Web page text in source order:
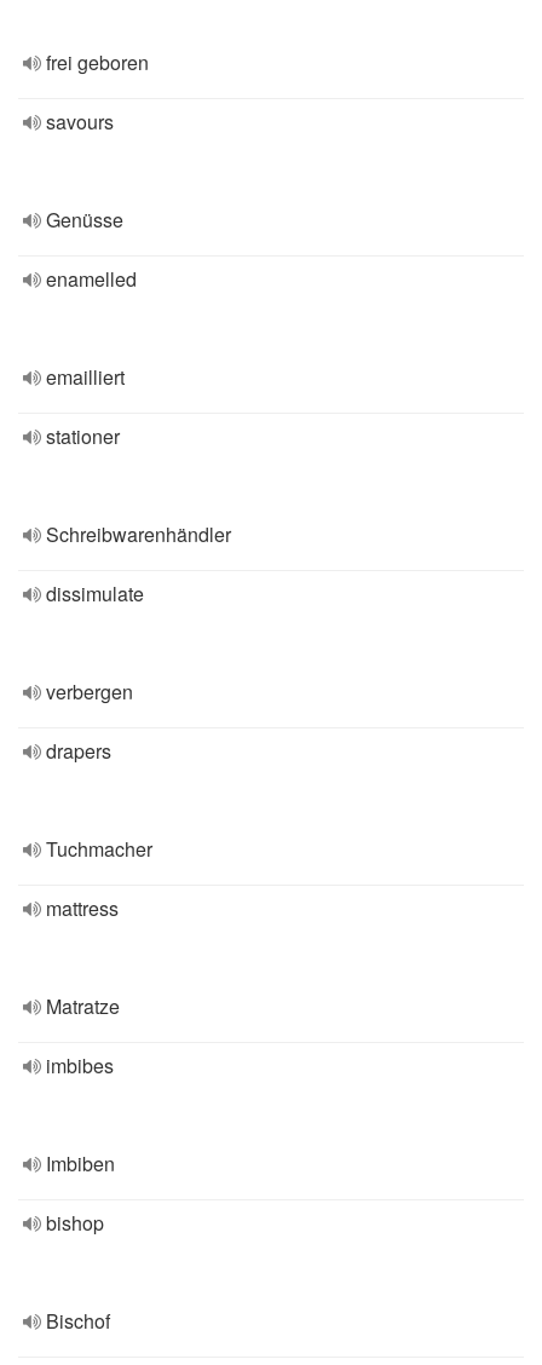
frei geboren
savours
Genüsse
enamelled
emailliert
stationer
Schreibwarenhändler
dissimulate
verbergen
drapers
Tuchmacher
mattress
Matratze
imbibes
Imbiben
bishop
Bischof